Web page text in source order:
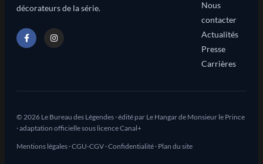
décorateurs de la série.
Nous
contacter
Actualités
Presse
Carrières
© 2026 Le Bureau des Légendes · édité par Le Hangar de Monsieur le Prince
· adaptation officielle sous licence Canal+
Mentions légales ·CGU-CGV ·Confidentialité · Plan du site